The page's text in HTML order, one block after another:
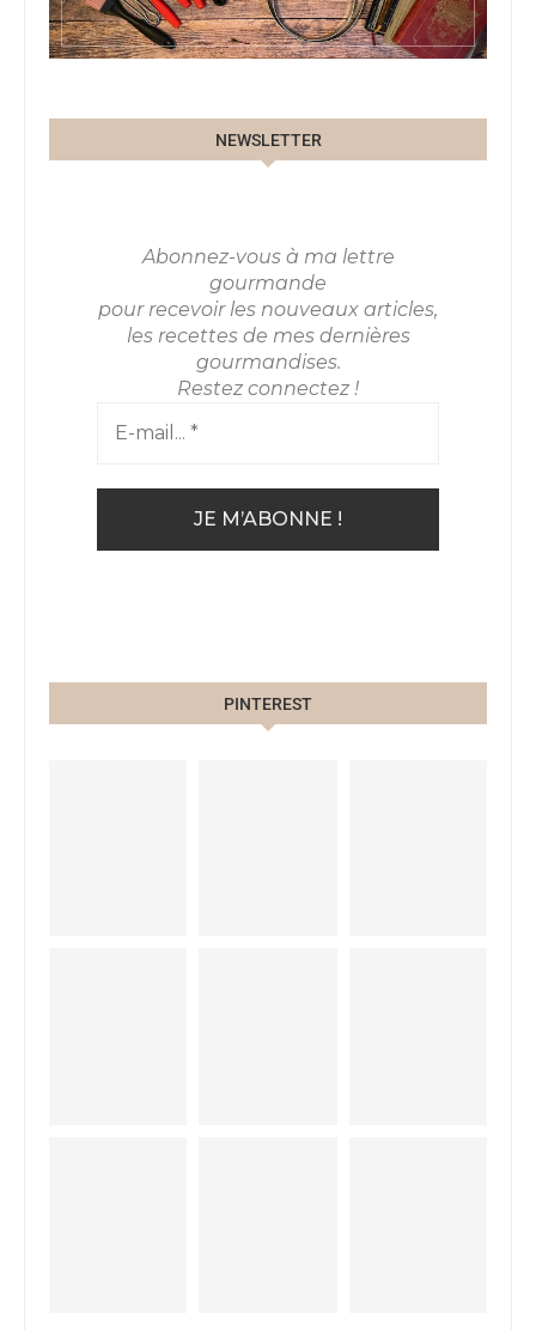
NEWSLETTER
Abonnez-vous à ma lettre
gourmande
pour recevoir les nouveaux articles,
les recettes de mes dernières
gourmandises.
Restez connectez !
PINTEREST